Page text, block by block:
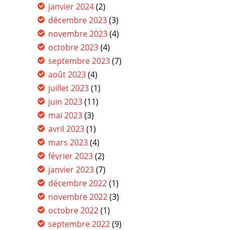
janvier 2024(2)
décembre 2023(3)
novembre 2023(4)
octobre 2023(4)
septembre 2023(7)
août 2023(4)
juillet 2023(1)
juin 2023(11)
mai 2023(3)
avril 2023(1)
mars 2023(4)
février 2023(2)
janvier 2023(7)
décembre 2022(1)
novembre 2022(3)
octobre 2022(1)
septembre 2022(9)